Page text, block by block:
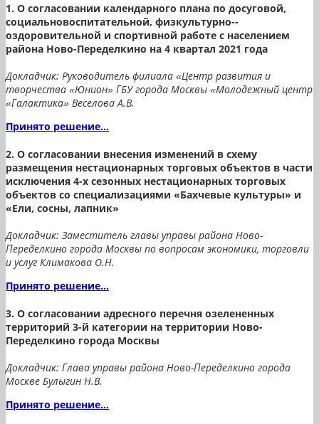
1. О согласовании календарного плана по досуговой,
социально­воспитательной, физкультурно-­
оздоровительной и спортивной работе с населением
района Ново-Переделкино на 4 квартал 2021 года
Докладчик: Руководитель филиала «Центр развития и
творчества «Юнион» ГБУ города Москвы «Молодежный центр
«Галактика» Веселова А.В.
Принято решение...
2. О согласовании внесения изменений в схему
размещения нестационарных торговых объектов в части
исключения 4-х сезонных нестационарных торговых
объектов со специализациями «Бахчевые культуры» и
«Ели, сосны, лапник»
Докладчик: Заместитель главы управы района Ново-
Переделкино города Москвы по вопросам экономики, торговли
и услуг Климакова О.Н.
Принято решение...
3. О согласовании адресного перечня озелененных
территорий 3-й категории на территории Ново-
Переделкино города Москвы
Докладчик: Глава управы района Ново-Переделкино города
Москве Булыгин Н.В.
Принято решение...